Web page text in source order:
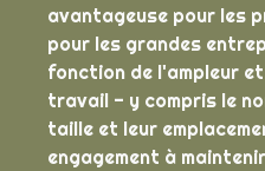
avantageuse pour les
pour les grandes
fonction de l'ampleur
travail - y compris le
taille et leur
engagement à